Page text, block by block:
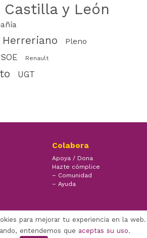
y León
Herreriano
Pleno
Renault
UGT
Colabora
Apoya / Dona
Hazte cómplice
– Comunidad
– Ayuda
Twitter Youtube
para mejorar tu experiencia en la web.
entendemos que aceptas su uso.